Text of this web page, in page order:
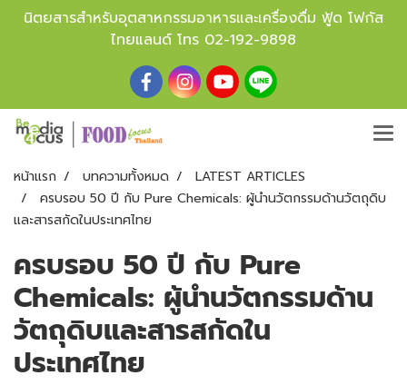
นิตยสารสำหรับอุตสาหกรรมอาหารและเครื่องดื่ม ฟู้ด โฟกัส
ไทยแลนด์ โทร 02-192-9898
หน้าแรก บทความทั้งหมด
LATEST ARTICLES
ครบรอบ 50 ปี กับ Pure Chemicals: ผู้นำนวัตกรรมด้านวัตถุดิบ
และสารสกัดในประเทศไทย
ครบรอบ 50 ปี กับ Pure
Chemicals: ผู้นำนวัตกรรมด้าน
วัตถุดิบและสารสกัดใน
ประเทศไทย